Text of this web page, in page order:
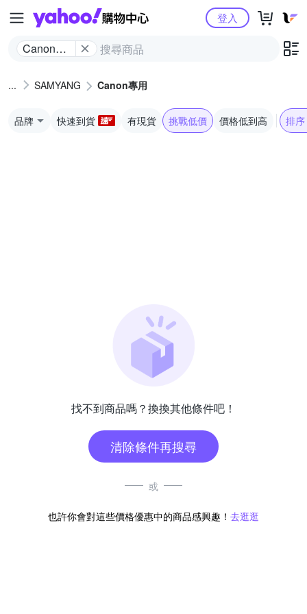
Yahoo購物中心
Canon專
登入
SAMYANG Canon專用
品牌 快速到貨 有現貨 挑戰低價 價格低到高 排序
找不到商品嗎？換換其他條件吧！
清除條件再搜尋
或
也許你會對這些價格優惠中的商品感興趣！ 去逛逛